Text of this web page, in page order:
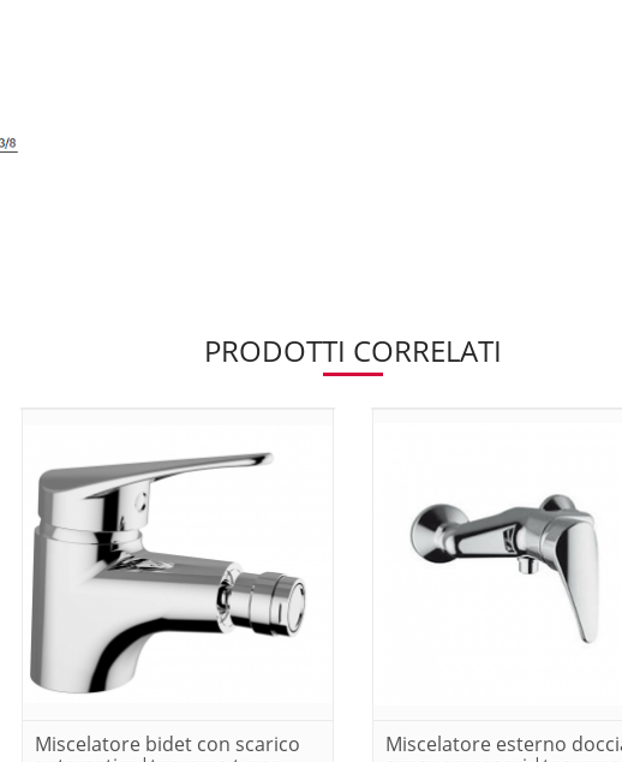
PRODOTTI CORRELATI
Miscelatore bidet con scarico
Miscelatore esterno